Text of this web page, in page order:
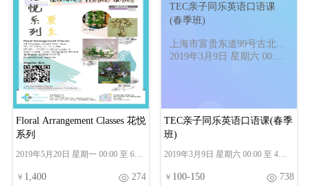
Floral Arrangement Classes 花悦
系列
2019年5月20日 星期一 00:00 至 6月
￥ 1,400 274
TEC亲子同乐英语口语课
(春季班)
上海市富贵东道99号古北市
民中心
2019年3月9日 星期六 00:00
TEC亲子同乐英语口语课(春季
班)
2019年3月9日 星期六 00:00 至 4月
￥ 100-150 738